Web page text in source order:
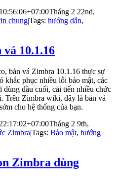
Tháng 2 22nd,
chung|Tags: hướng dẫn,
10.1.16
bản vá Zimbra 10.1.16 thực sự
khắc phục nhiều lỗi bảo mật, các
đầu cuối, cải tiến nhiều chức
Trên Zimbra wiki, đây là bản vá
cho hệ thống của bạn.
Tháng 2 9th,
Zimbra|Tags: Bảo mật, hướng
Zimbra dùng